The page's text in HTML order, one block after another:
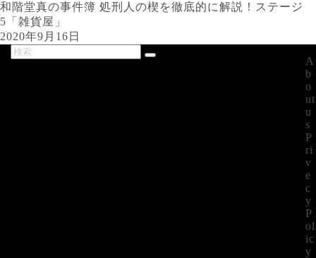
和階堂真の事件簿 処刑人の楔を徹底的に解説！ステージ
5「雑貨屋」
2020年9月16日
A
b
o
ut
u
s
P
ri
v
e
c
y
P
ol
ic
y